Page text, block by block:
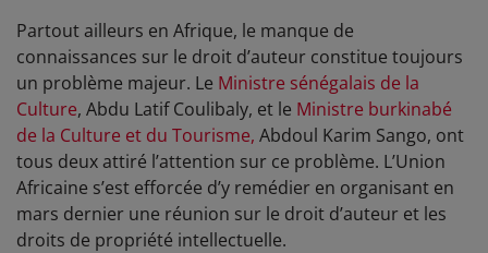
Partout ailleurs en Afrique, le manque de
connaissances sur le droit d’auteur constitue toujours
un problème majeur. Le Ministre sénégalais de la
Culture, Abdu Latif Coulibaly, et le Ministre burkinabé
de la Culture et du Tourisme, Abdoul Karim Sango, ont
tous deux attiré l’attention sur ce problème. L’Union
Africaine s’est efforcée d’y remédier en organisant en
mars dernier une réunion sur le droit d’auteur et les
droits de propriété intellectuelle.